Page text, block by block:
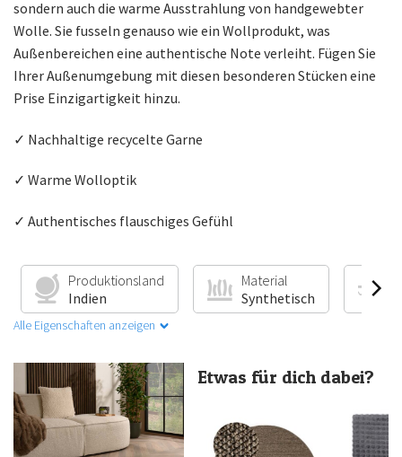
sondern auch die warme Ausstrahlung von handgewebter
Wolle. Sie fusseln genauso wie ein Wollprodukt, was
Außenbereichen eine authentische Note verleiht. Fügen Sie
Ihrer Außenumgebung mit diesen besonderen Stücken eine
Prise Einzigartigkeit hinzu.
✓ Nachhaltige recycelte Garne
✓ Warme Wolloptik
✓ Authentisches flauschiges Gefühl
Produktionsland
Indien
Material
Synthetisch
Alle Eigenschaften anzeigen
Etwas für dich dabei?